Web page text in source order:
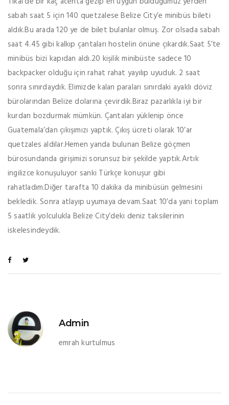
sabah saat 5 için 140 quetzalese Belize City’e minibüs bileti
aldık.Bu arada 120 ye de bilet bulanlar olmuş. Zor olsada sabah
saat 4.45 gibi kalkıp çantaları hostelin önüne çıkardık.Saat 5’te
minibüs bizi kapıdan aldı.20 kişilik minibüste sadece 10
backpacker olduğu için rahat rahat yayılıp uyuduk. 2 saat
sonra sınırdaydık. Elimizde kalan paraları sınırdaki ayaklı döviz
bürolarından Belize dolarına çevirdik.Biraz pazarlıkla iyi bir
kurdan bozdurmak mümkün. Çantaları yüklenip önce
Guatemala’dan çıkışımızı yaptık. Çıkış ücreti olarak 10’ar
quetzales aldılar.Hemen yanda bulunan Belize göçmen
bürosundanda girişimizi sorunsuz bir şekilde yaptık.Artık
ingilizce konuşuluyor sanki Türkçe konuşur gibi
rahatladım.Diğer tarafta 10 dakika da minibüsün gelmesini
bekledik. Sonra atlayıp uyumaya devam.Saat 10’da yani toplam
5 saatlik yolculukla Belize City’deki deniz taksilerinin
iskelesindeydik.
Admin
emrah kurtulmus